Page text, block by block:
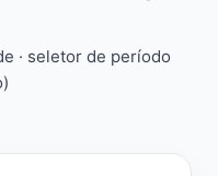
· seletor de período